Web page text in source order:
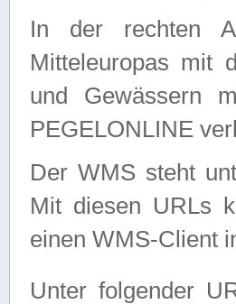
In der rechten
Mitteleuropas mit
und Gewässern
PEGELONLINE
Der WMS steht
Mit diesen URLs
einen WMS-Client
Unter folgender